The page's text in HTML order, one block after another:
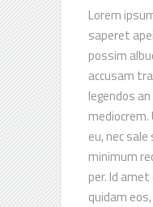
Lorem
saperet
possim
accusam
legendos
eu, nec
minimum
per. Id
quidam